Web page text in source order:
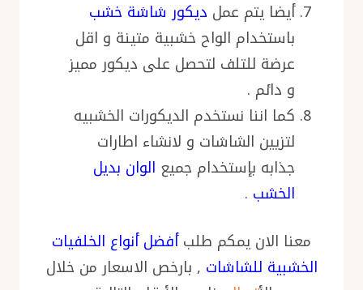
أيضا يتم عمل ديكور شاشة خشب
باستخدام الواح خشبية متينة و اقل
عرضة للتلف لتحصل على ديكور مميز
و دائم .
كما اننا نستخدم الديكورات الخشبيه
لتزيين الشاشات و لانشاء اطارات
جذابه بإستخدام جميع الوان بديل
الخشب .
معنا الان يمكم طلبأفضل أنواع الخلفيات
الخشبية للشاشات , بارخص الاسعار من خلال